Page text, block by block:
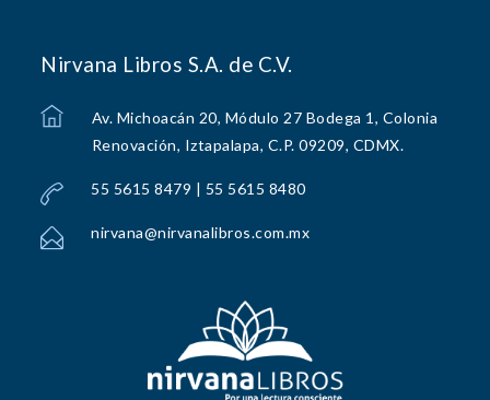
Nirvana Libros S.A. de C.V.
Av. Michoacán 20, Módulo 27 Bodega 1, Colonia
Renovación, Iztapalapa, C.P. 09209, CDMX.
55 5615 8479 | 55 5615 8480
nirvana@nirvanalibros.com.mx